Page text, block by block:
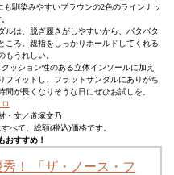
馴染みやすいブラウンの2色のラインナッ
ルは、脱ぎ履きがしやすいから、バタバタ
ころ。親指をしっかりホールドしてくれる
もうれしい。
ッション性のある立体インソールに加え
フィットし、フラットサンダルにありがち
が長くなりそうな日にぜひお試しを。
・文／道塚文乃
べて、総額(税込)価格です。
おすすめ！
！ 「ザ・ノース・フ